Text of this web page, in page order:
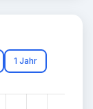
1 Jahr